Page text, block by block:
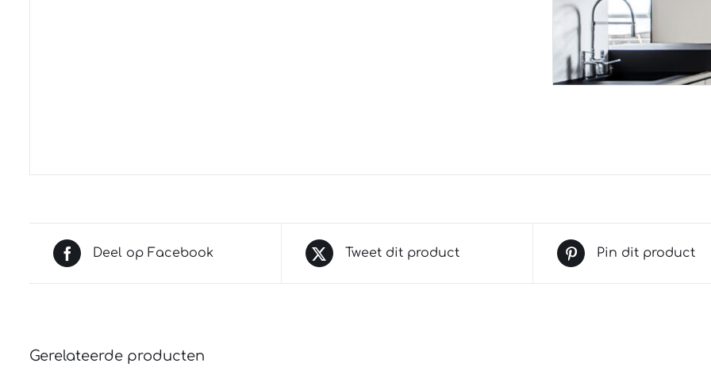
Deel op Facebook Tweet dit product Pin dit product
Gerelateerde producten